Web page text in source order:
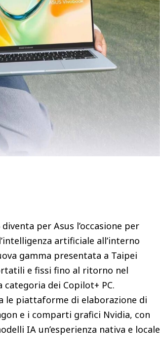
per Asus l’occasione per
artificiale all’interno
gamma presentata a Taipei
e fissi fino al ritorno nel
dei Copilot+ PC.
le piattaforme di elaborazione di
e i comparti grafici Nvidia, con
IA un’esperienza nativa e locale